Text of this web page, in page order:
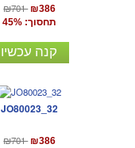
₪701 ₪386
תחסוך: 45%
קנה עכשיו
JO80023_32
₪701 ₪386